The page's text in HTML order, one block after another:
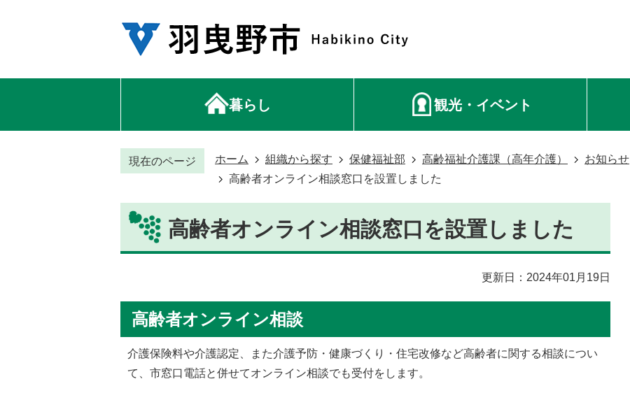
暮らし 観光・イベント
現在のページ ホーム 組織から探す 保健福祉部 高齢福祉介護課（高年介護）
お知らせ
高齢者オンライン相談窓口を設置しました
高齢者オンライン相談窓口を設置しました
更新日：2024年01月19日
高齢者オンライン相談
介護保険料や介護認定、また介護予防・健康づくり・住宅改修など高齢者に関する相談につい
て、市窓口電話と併せてオンライン相談でも受付をします。